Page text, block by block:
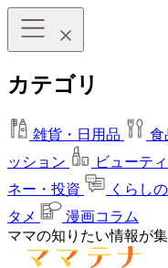
カテゴリ
雑貨・日用品 食
ッション
ビューティ
ネー・投資
くらし
タメ
漫画コラム
ママの知りたい情報が